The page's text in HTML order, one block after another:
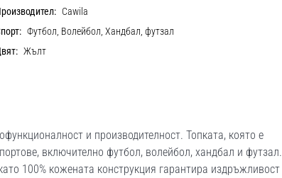
Cawila
Футбол, Волейбол, Хандбал, футзал
Жълт
и производителност. Топката, която е
включително футбол, волейбол, хандбал и футзал.
100% кожената конструкция гарантира издръжливост